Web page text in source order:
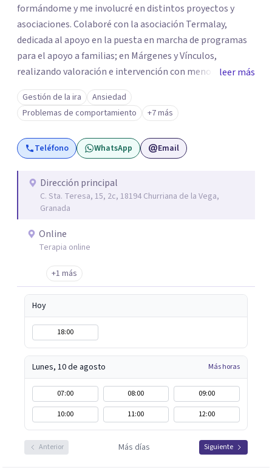
formándome y me involucré en distintos proyectos y
asociaciones. Colaboré con la asociación Termalay,
dedicada al apoyo en la puesta en marcha de programas
para el apoyo a familias; en Márgenes y Vínculos,
realizando valoración e intervención con menores; en el
Centro penitenciario de Alhaurín de la Torre,
colaborando en una investigación para detectar las
semejanzas entre los hombres condenados por violencia
de género y condenados por violación... A pesar de estar
constantemente formándome, al terminar mis masters
Centro de Psicología Vilmar y me dediqué a hacer terapia
y a realizar peritaciones. Todo ello compaginado con la
realización de colaboraciones y proyectos como
programas de estimulación en residencias de adultos;
terapias en Residencias de Adultos con Discapacidad
drogodependientes y talleres para poblaciones
específicas en ayuntamientos; y terapias para mujeres
víctimas de VG
leer más
Gestión de la ira
Ansiedad
Problemas de comportamiento
+7 más
Teléfono WhatsApp Email
Dirección principal
C. Sta. Teresa, 15, 2c, 18194 Churriana de la Vega,
Granada
Online
Terapia online
+1 más
Hoy
18:00
Lunes, 10 de agosto Más horas
07:00 08:00
09:00
10:00
11:00 12:00
Anterior Más días Siguiente